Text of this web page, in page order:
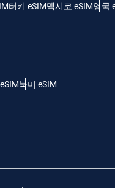
터키 eSIM멕시코 eSIM영국
북미 eSIM
Deutsch